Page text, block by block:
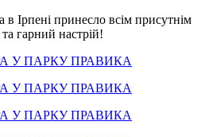
Ірпені принесло всім присутнім
гарний настрій!